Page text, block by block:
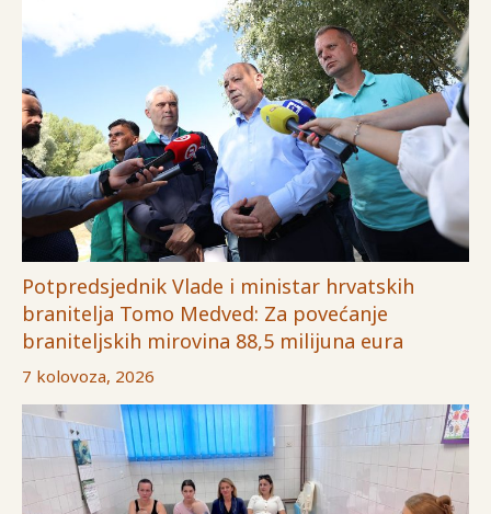
Potpredsjednik Vlade i ministar hrvatskih
branitelja Tomo Medved: Za povećanje
braniteljskih mirovina 88,5 milijuna eura
7 kolovoza, 2026